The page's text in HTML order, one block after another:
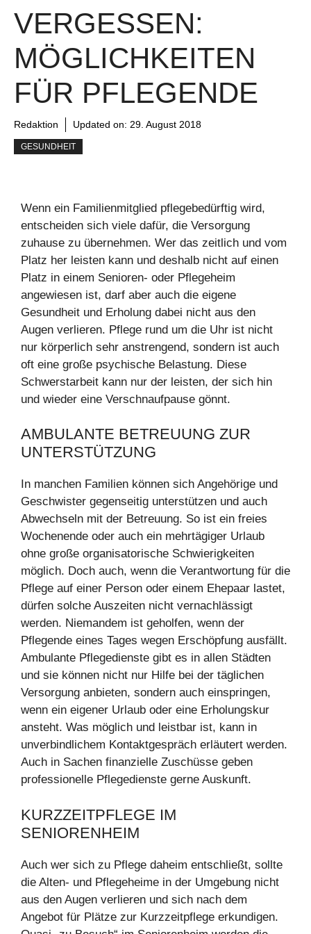
VERGESSEN:
MÖGLICHKEITEN
FÜR PFLEGENDE
Redaktion Updated on: 29. August 2018
GESUNDHEIT
Wenn ein Familienmitglied pflegebedürftig wird,
entscheiden sich viele dafür, die Versorgung
zuhause zu übernehmen. Wer das zeitlich und vom
Platz her leisten kann und deshalb nicht auf einen
Platz in einem Senioren- oder Pflegeheim
angewiesen ist, darf aber auch die eigene
Gesundheit und Erholung dabei nicht aus den
Augen verlieren. Pflege rund um die Uhr ist nicht
nur körperlich sehr anstrengend, sondern ist auch
oft eine große psychische Belastung. Diese
Schwerstarbeit kann nur der leisten, der sich hin
und wieder eine Verschnaufpause gönnt.
AMBULANTE BETREUUNG ZUR
UNTERSTÜTZUNG
In manchen Familien können sich Angehörige und
Geschwister gegenseitig unterstützen und auch
Abwechseln mit der Betreuung. So ist ein freies
Wochenende oder auch ein mehrtägiger Urlaub
ohne große organisatorische Schwierigkeiten
möglich. Doch auch, wenn die Verantwortung für die
Pflege auf einer Person oder einem Ehepaar lastet,
dürfen solche Auszeiten nicht vernachlässigt
werden. Niemandem ist geholfen, wenn der
Pflegende eines Tages wegen Erschöpfung ausfällt.
Ambulante Pflegedienste gibt es in allen Städten
und sie können nicht nur Hilfe bei der täglichen
Versorgung anbieten, sondern auch einspringen,
wenn ein eigener Urlaub oder eine Erholungskur
ansteht. Was möglich und leistbar ist, kann in
unverbindlichem Kontaktgespräch erläutert werden.
Auch in Sachen finanzielle Zuschüsse geben
professionelle Pflegedienste gerne Auskunft.
KURZZEITPFLEGE IM
SENIORENHEIM
Auch wer sich zu Pflege daheim entschließt, sollte
die Alten- und Pflegeheime in der Umgebung nicht
aus den Augen verlieren und sich nach dem
Angebot für Plätze zur Kurzzeitpflege erkundigen.